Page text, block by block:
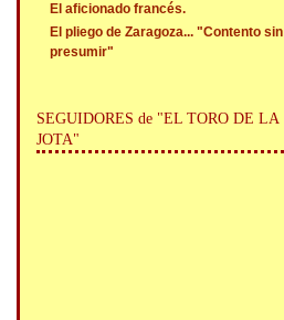
El aficionado francés.
El pliego de Zaragoza... "Contento sin
presumir"
SEGUIDORES de "EL TORO DE LA
JOTA"